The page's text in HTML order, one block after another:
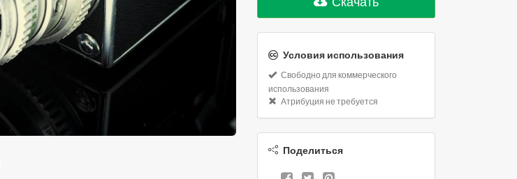
Условия использования
Свободно для коммерческого
использования
Атрибуция не требуется
Поделиться